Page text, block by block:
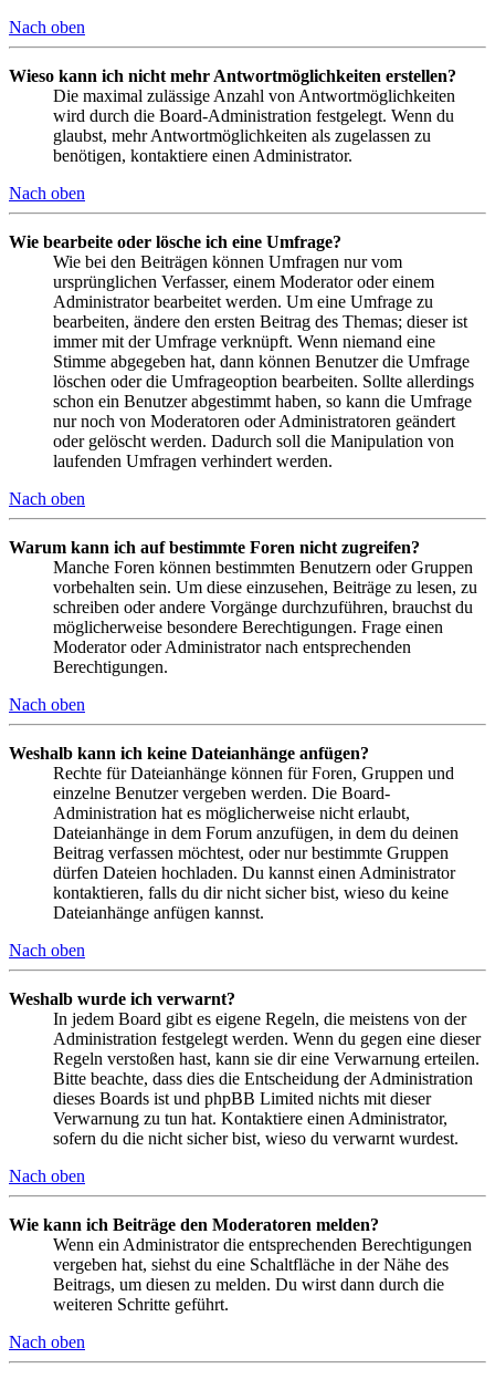
Nach oben
Wieso kann ich nicht mehr Antwortmöglichkeiten erstellen?
Die maximal zulässige Anzahl von Antwortmöglichkeiten
wird durch die Board-Administration festgelegt. Wenn du
glaubst, mehr Antwortmöglichkeiten als zugelassen zu
benötigen, kontaktiere einen Administrator.
Nach oben
Wie bearbeite oder lösche ich eine Umfrage?
Wie bei den Beiträgen können Umfragen nur vom
ursprünglichen Verfasser, einem Moderator oder einem
Administrator bearbeitet werden. Um eine Umfrage zu
bearbeiten, ändere den ersten Beitrag des Themas; dieser ist
immer mit der Umfrage verknüpft. Wenn niemand eine
Stimme abgegeben hat, dann können Benutzer die Umfrage
löschen oder die Umfrageoption bearbeiten. Sollte allerdings
schon ein Benutzer abgestimmt haben, so kann die Umfrage
nur noch von Moderatoren oder Administratoren geändert
oder gelöscht werden. Dadurch soll die Manipulation von
laufenden Umfragen verhindert werden.
Nach oben
Warum kann ich auf bestimmte Foren nicht zugreifen?
Manche Foren können bestimmten Benutzern oder Gruppen
vorbehalten sein. Um diese einzusehen, Beiträge zu lesen, zu
schreiben oder andere Vorgänge durchzuführen, brauchst du
möglicherweise besondere Berechtigungen. Frage einen
Moderator oder Administrator nach entsprechenden
Berechtigungen.
Nach oben
Weshalb kann ich keine Dateianhänge anfügen?
Rechte für Dateianhänge können für Foren, Gruppen und
einzelne Benutzer vergeben werden. Die Board-
Administration hat es möglicherweise nicht erlaubt,
Dateianhänge in dem Forum anzufügen, in dem du deinen
Beitrag verfassen möchtest, oder nur bestimmte Gruppen
dürfen Dateien hochladen. Du kannst einen Administrator
kontaktieren, falls du dir nicht sicher bist, wieso du keine
Dateianhänge anfügen kannst.
Nach oben
Weshalb wurde ich verwarnt?
In jedem Board gibt es eigene Regeln, die meistens von der
Administration festgelegt werden. Wenn du gegen eine dieser
Regeln verstoßen hast, kann sie dir eine Verwarnung erteilen.
Bitte beachte, dass dies die Entscheidung der Administration
dieses Boards ist und phpBB Limited nichts mit dieser
Verwarnung zu tun hat. Kontaktiere einen Administrator,
sofern du die nicht sicher bist, wieso du verwarnt wurdest.
Nach oben
Wie kann ich Beiträge den Moderatoren melden?
Wenn ein Administrator die entsprechenden Berechtigungen
vergeben hat, siehst du eine Schaltfläche in der Nähe des
Beitrags, um diesen zu melden. Du wirst dann durch die
weiteren Schritte geführt.
Nach oben